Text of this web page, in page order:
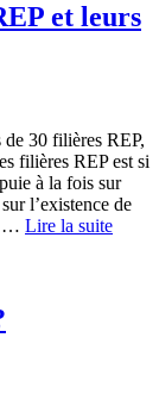
et leurs
30 filières REP,
filières REP est si
à la fois sur
l’existence de
… Lire la suite